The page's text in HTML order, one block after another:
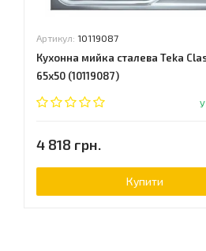
Артикул: 10119087
Кухонна мийка сталева Teka
65x50 (10119087)
4 818 грн.
Купити